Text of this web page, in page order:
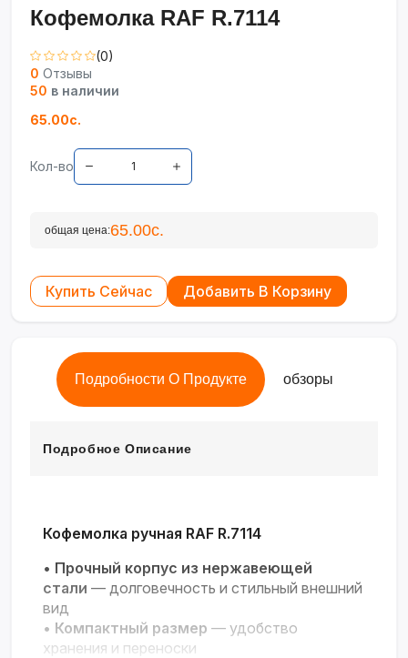
Кофемолка RAF R.7114
(0)
0 Отзывы
50 в наличии
65.00с.
Кол-во
общая цена:65.00с.
Купить Сейчас Добавить В Корзину
Подробности О Продукте обзоры
Подробное Описание
Кофемолка ручная RAF R.7114
• Прочный корпус из нержавеющей
стали — долговечность и стильный внешний
вид
• Компактный размер — удобство
хранения и переноски